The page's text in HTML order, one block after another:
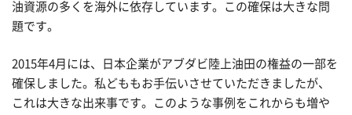
油資源の多くを海外に依存しています。この確保は大きな問
題です。
2015年4月には、日本企業がアブダビ陸上油田の権益の一部を
確保しました。私どももお手伝いさせていただきましたが、
これは大きな出来事です。このような事例をこれからも増や